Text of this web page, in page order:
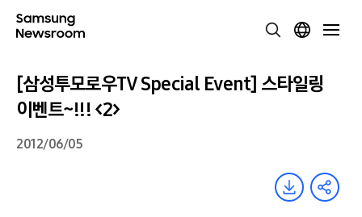
[삼성투모로우TV Special Event] 스타일링
이벤트~!!! <2>
2012/06/05